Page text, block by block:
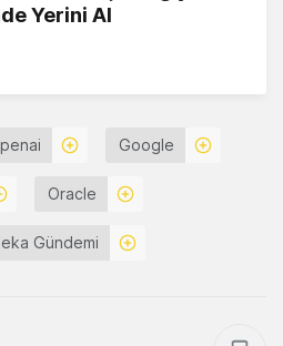
Yerini Al
Google
Oracle
Gündemi